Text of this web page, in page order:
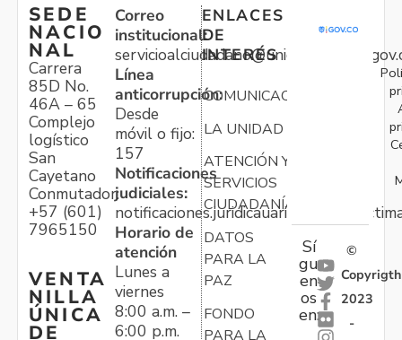
SEDE
NACIO
NAL
Carrera
85D No.
46A – 65
Complejo
logístico
San
Cayetano
Conmutador:
+57 (601)
7965150
VENTA
NILLA
ÚNICA
DE
Correo
institucional:
Línea
anticorrupción:
Desde
móvil o fijo:
157
Notificaciones
judiciales:
Horario de
atención
Lunes a
viernes
8:00 a.m. –
6:00 p.m.
ENLACES
DE
INTERÉS
COMUNICACIONES
LA UNIDAD
ATENCIÓN Y
SERVICIOS
CIUDADANÍA
DATOS
PARA LA
PAZ
FONDO
PARA LA
Sí
gu
en
os
en:
©
Copyrigth
2023
-